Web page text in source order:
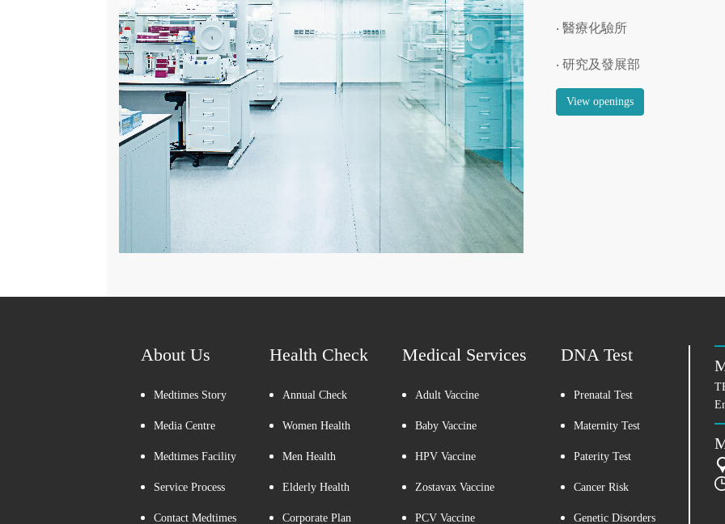
‧ 醫療化驗所
‧ 研究及發展部
View openings
About Us
Medtimes Story
Media Centre
Medtimes Facility
Service Process
Contact Medtimes
Health Check
Annual Check
Women Health
Men Health
Elderly Health
Corporate Plan
Medical Services
Adult Vaccine
Baby Vaccine
HPV Vaccine
Zostavax Vaccine
PCV Vaccine
DNA Test
Prenatal Test
Maternity Test
Paterity Test
Cancer Risk
Genetic Disorders